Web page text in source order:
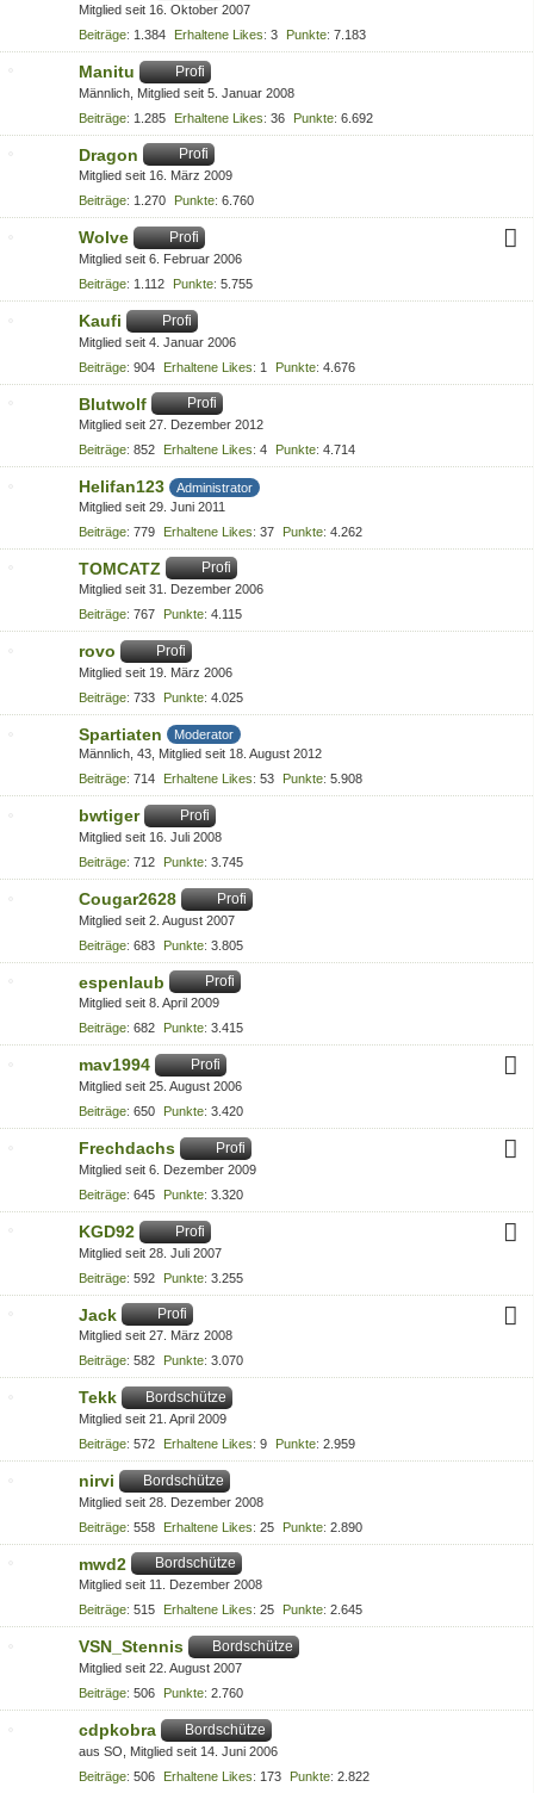
Mitglied seit 16. Oktober 2007
Beiträge 1.384 Erhaltene Likes 3 Punkte 7.183
Manitu Profi
Männlich Mitglied seit 5. Januar 2008
Beiträge 1.285 Erhaltene Likes 36 Punkte 6.692
Dragon Profi
Mitglied seit 16. März 2009
Beiträge 1.270 Punkte 6.760
Wolve Profi
Mitglied seit 6. Februar 2006
Beiträge 1.112 Punkte 5.755
Kaufi Profi
Mitglied seit 4. Januar 2006
Beiträge 904 Erhaltene Likes 1 Punkte 4.676
Blutwolf Profi
Mitglied seit 27. Dezember 2012
Beiträge 852 Erhaltene Likes 4 Punkte 4.714
Helifan123
Administrator
Mitglied seit 29. Juni 2011
Beiträge 779 Erhaltene Likes 37 Punkte 4.262
TOMCATZ Profi
Mitglied seit 31. Dezember 2006
Beiträge 767 Punkte 4.115
rovo Profi
Mitglied seit 19. März 2006
Beiträge 733 Punkte 4.025
Spartiaten
Moderator
Männlich 43 Mitglied seit 18. August 2012
Beiträge 714 Erhaltene Likes 53 Punkte 5.908
bwtiger Profi
Mitglied seit 16. Juli 2008
Beiträge 712 Punkte 3.745
Cougar2628 Profi
Mitglied seit 2. August 2007
Beiträge 683 Punkte 3.805
espenlaub Profi
Mitglied seit 8. April 2009
Beiträge 682 Punkte 3.415
mav1994 Profi
Mitglied seit 25. August 2006
Beiträge 650 Punkte 3.420
Frechdachs Profi
Mitglied seit 6. Dezember 2009
Beiträge 645 Punkte 3.320
KGD92 Profi
Mitglied seit 28. Juli 2007
Beiträge 592 Punkte 3.255
Jack Profi
Mitglied seit 27. März 2008
Beiträge 582 Punkte 3.070
Tekk Bordschütze
Mitglied seit 21. April 2009
Beiträge 572 Erhaltene Likes 9 Punkte 2.959
nirvi Bordschütze
Mitglied seit 28. Dezember 2008
Beiträge 558 Erhaltene Likes 25 Punkte 2.890
mwd2 Bordschütze
Mitglied seit 11. Dezember 2008
Beiträge 515 Erhaltene Likes 25 Punkte 2.645
VSN_Stennis Bordschütze
Mitglied seit 22. August 2007
Beiträge 506 Punkte 2.760
cdpkobra Bordschütze
aus SO
Mitglied seit 14. Juni 2006
Beiträge 506 Erhaltene Likes 173 Punkte 2.822